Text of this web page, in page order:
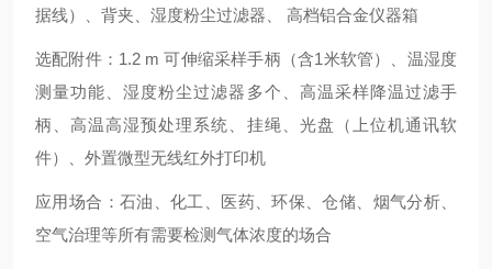
据线）、背夹、湿度粉尘过滤器、 高档铝合金仪器箱
选配附件：1.2 m 可伸缩采样手柄（含1米软管）、温湿度
测量功能、湿度粉尘过滤器多个、高温采样降温过滤手
柄、高温高湿预处理系统、挂绳、光盘（上位机通讯软
件）、外置微型无线红外打印机
应用场合：石油、化工、医药、环保、仓储、烟气分析、
空气治理等所有需要检测气体浓度的场合